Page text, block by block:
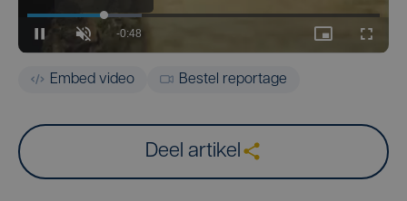
Embed video Bestel reportage
Deel artikel